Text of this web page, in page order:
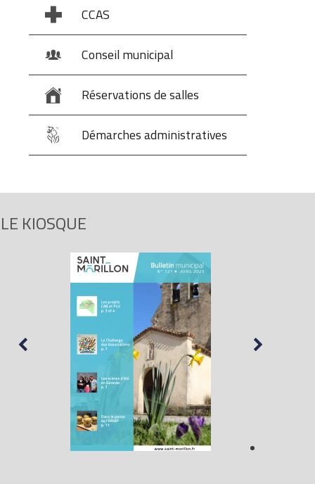
CCAS
Conseil municipal
Réservations de salles
Démarches administratives
LE KIOSQUE